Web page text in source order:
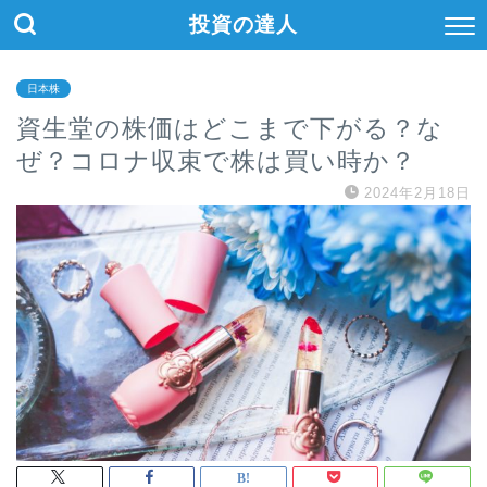
投資の達人
日本株
資生堂の株価はどこまで下がる？な
ぜ？コロナ収束で株は買い時か？
2024年2月18日